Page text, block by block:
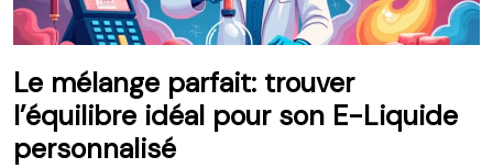
Le mélange parfait: trouver
l’équilibre idéal pour son E-Liquide
personnalisé